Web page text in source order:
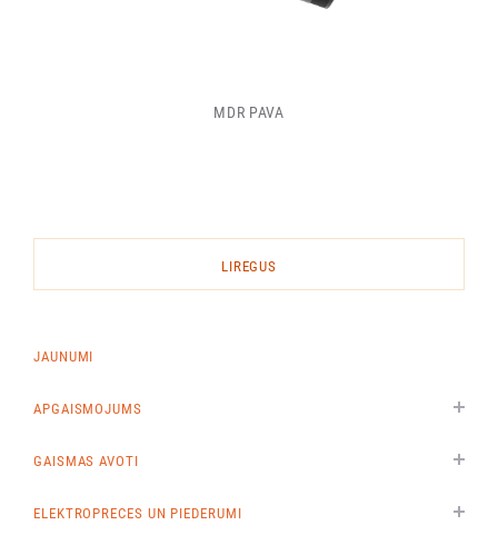
MDR PAVA
LIREGUS
JAUNUMI
APGAISMOJUMS
GAISMAS AVOTI
ELEKTROPRECES UN PIEDERUMI